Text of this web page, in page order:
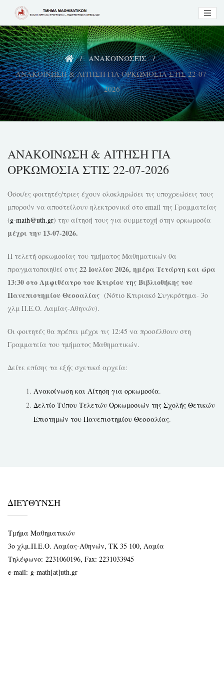
content
ΑΝΑΚΟΙΝΩΣΕΙΣ
ΑΝΑΚΟΙΝΩΣH & ΑΙΤΗΣΗ ΓΙΑ ΟΡΚΩΜΟΣΙΑ ΣΤΙΣ 22-07-
2026
ΑΝΑΚΟΙΝΩΣH & ΑΙΤΗΣΗ ΓΙΑ
ΟΡΚΩΜΟΣΙΑ ΣΤΙΣ 22-07-2026
Όσοι/ες φοιτητές/τριες έχουν ολοκληρώσει τις υποχρεώσεις τους
μπορούν να αποστείλουν ηλεκτρονικά στο email της Γραμματείας
(g-math@uth.gr) την αίτησή τους για συμμετοχή στην ορκωμοσία
μέχρι την 13-07-2026.
Η τελετή ορκωμοσίας του τμήματος Μαθηματικών θα
πραγματοποιηθεί στις 22 Ιουλίου 2026, ημέρα Τετάρτη και ώρα
13:30 στο Αμφιθέατρο του Κτιρίου τηςΒιβλιοθήκης του
Πανεπιστημίου Θεσσαλίας (Νότιο Κτιριακό Συγκρότημα- 3ο
χλμ Π.Ε.Ο. Λαμίας-Αθηνών).
Οι φοιτητές θα πρέπει μέχρι τις 12:45 να προσέλθουν στη
Γραμματεία του τμήματος Μαθηματικών.
Δείτε επίσης τα εξής σχετικά αρχεία:
Ανακοίνωση και Αίτηση για ορκωμοσία.
Δελτίο Τύπου Τελετών Ορκωμοσιών της Σχολής Θετικών
Επιστημών του Πανεπιστημίου Θεσσαλίας.
ΔΙΕΥΘΥΝΣΗ
Τμήμα Μαθηματικών
3ο χλμ.Π.Ε.Ο. Λαμίας-Αθηνών, ΤΚ 35 100, Λαμία
Τηλέφωνο: 2231060196, Fax: 2231033945
e-mail: g-math[at]uth.gr